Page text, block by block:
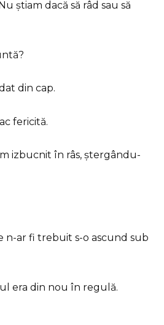
știam dacă să râd sau să
din cap.
fericită.
izbucnit în râs, ștergându-
n-ar fi trebuit s-o ascund sub
era din nou în regulă.